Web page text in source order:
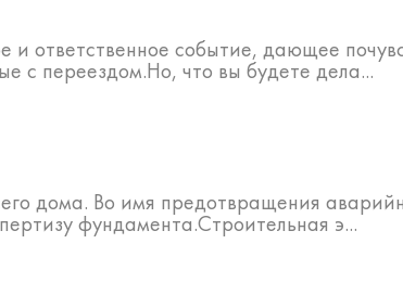
ответственное событие, дающее
с переездом.Но, что вы будете дела...
дома. Во имя предотвращения
фундамента.Строительная э...